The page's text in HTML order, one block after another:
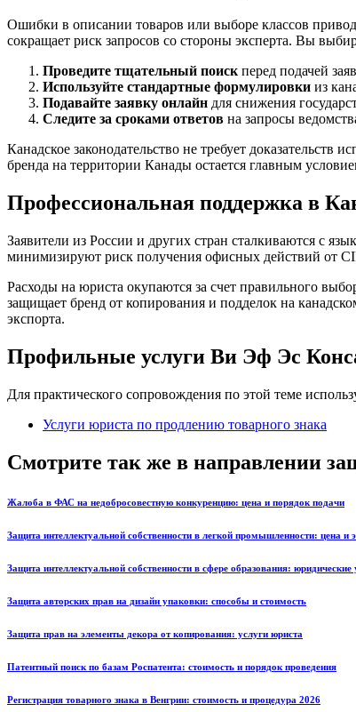
Ошибки в описании товаров или выборе классов
сокращает риск запросов со стороны эксперта. Вы
Проведите тщательный поиск перед подачей
Используйте стандартные формулировки из
Подавайте заявку онлайн для снижения
Следите за сроками ответов на запросы
Канадское законодательство не требует
бренда на территории Канады остается главным
Профессиональная поддержка в
Заявители из России и других стран сталкиваются с
минимизируют риск получения офисных действий от
Расходы на юриста окупаются за счет правильного
защищает бренд от копирования и подделок на
экспорта.
Профильные услуги Ви Эф Эс
Для практического сопровождения по этой теме
Услуги юриста по продлению товарного знака
Смотрите так же в направлении
Жалоба в ФАС на недобросовестную конкуренцию: цена и порядок подачи
Защита интеллектуальной собственности в легкой промышленности: цена и
Защита интеллектуальной собственности в сфере образования: юридические
Защита авторских прав на дизайн упаковки: способы и стоимость
Защита прав на элементы декора от копирования: услуги юриста
Патентный поиск по базам Роспатента: стоимость и порядок проведения
Регистрация товарного знака в Венгрии: стоимость и процедура 2026